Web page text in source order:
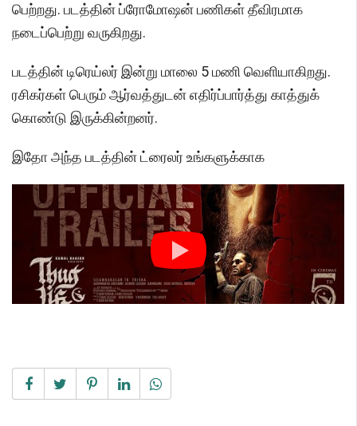
பெற்றது. படத்தின் ப்ரோமோஷன் பணிகள் தீவிரமாக
நடைப்பெற்று வருகிறது.
படத்தின் டிரெய்லர் இன்று மாலை 5 மணி வெளியாகிறது.
ரசிகர்கள் பெரும் ஆர்வத்துடன் எதிர்ப்பார்த்து காத்துக்
கொண்டு இருக்கின்றனர்.
இதோ அந்த படத்தின் ட்ரைலர் உங்களுக்காக